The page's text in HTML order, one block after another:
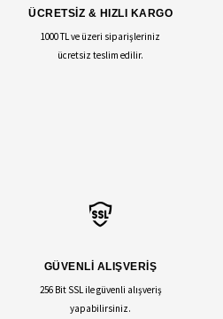
ÜCRETSİZ & HIZLI KARGO
1000 TL ve üzeri siparişleriniz
ücretsiz teslim edilir.
GÜVENLİ ALIŞVERİŞ
256 Bit SSL ile güvenli alışveriş
yapabilirsiniz.